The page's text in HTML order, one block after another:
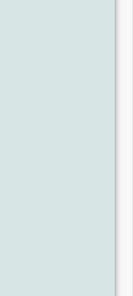
月1日-令和3年9月
月1日-令和3年6月
和3年3月31日)
月1日-令和2年12
月1日-令和2年9月
月1日-令和2年6月
令和2年3月31日)
1日-平成31年3月
月1日-令和1年12
月1日-令和1年9月
4月1日-令和1年6